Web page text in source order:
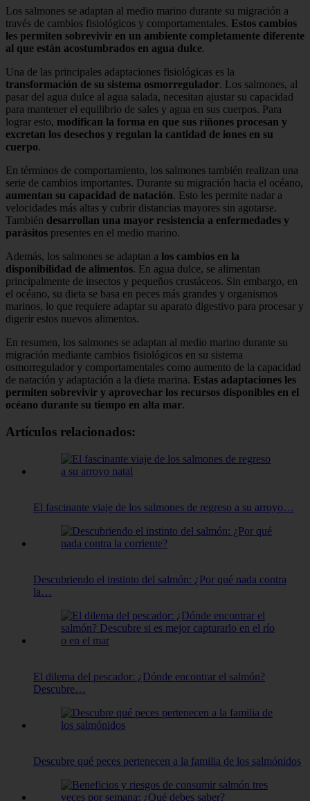
Los salmones se adaptan al medio marino durante su migración a
través de cambios fisiológicos y comportamentales. Estos cambios
les permiten sobrevivir en un ambiente completamente diferente
al que están acostumbrados en agua dulce.
Una de las principales adaptaciones fisiológicas es la
transformación de su sistema osmorregulador. Los salmones, al
pasar del agua dulce al agua salada, necesitan ajustar su capacidad
para mantener el equilibrio de sales y agua en sus cuerpos. Para
lograr esto, modifican la forma en que sus riñones procesan y
excretan los desechos y regulan la cantidad de iones en su
cuerpo.
En términos de comportamiento, los salmones también realizan una
serie de cambios importantes. Durante su migración hacia el océano,
aumentan su capacidad de natación. Esto les permite nadar a
velocidades más altas y cubrir distancias mayores sin agotarse.
También desarrollan una mayor resistencia a enfermedades y
parásitos presentes en el medio marino.
Además, los salmones se adaptan a los cambios en la
disponibilidad de alimentos. En agua dulce, se alimentan
principalmente de insectos y pequeños crustáceos. Sin embargo, en
el océano, su dieta se basa en peces más grandes y organismos
marinos, lo que requiere adaptar su aparato digestivo para procesar y
digerir estos nuevos alimentos.
En resumen, los salmones se adaptan al medio marino durante su
migración mediante cambios fisiológicos en su sistema
osmorregulador y comportamentales como aumento de la capacidad
de natación y adaptación a la dieta marina. Estas adaptaciones les
permiten sobrevivir y aprovechar los recursos disponibles en el
océano durante su tiempo en alta mar.
Artículos relacionados:
El fascinante viaje de los salmones de regreso a su arroyo…
Descubriendo el instinto del salmón: ¿Por qué nada contra
la…
El dilema del pescador: ¿Dónde encontrar el salmón?
Descubre…
Descubre qué peces pertenecen a la familia de los salmónidos